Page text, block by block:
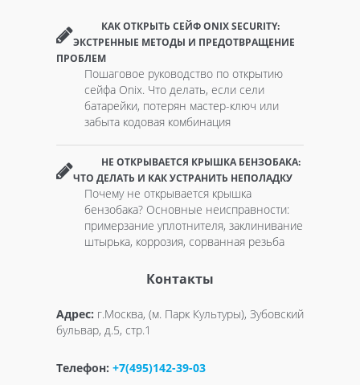
КАК ОТКРЫТЬ СЕЙФ ONIX SECURITY:
ЭКСТРЕННЫЕ МЕТОДЫ И ПРЕДОТВРАЩЕНИЕ
ПРОБЛЕМ
Пошаговое руководство по открытию
сейфа Onix. Что делать, если сели
батарейки, потерян мастер-ключ или
забыта кодовая комбинация
НЕ ОТКРЫВАЕТСЯ КРЫШКА БЕНЗОБАКА:
ЧТО ДЕЛАТЬ И КАК УСТРАНИТЬ НЕПОЛАДКУ
Почему не открывается крышка
бензобака? Основные неисправности:
примерзание уплотнителя, заклинивание
штырька, коррозия, сорванная резьба
Контакты
Адрес: г.Москва, (м. Парк Культуры), Зубовский
бульвар, д.5, стр.1
Телефон: +7(495)142-39-03